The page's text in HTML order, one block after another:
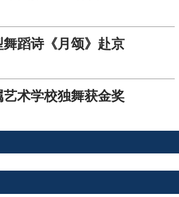
蹈诗《月颂》赴京
术学校独舞获金奖